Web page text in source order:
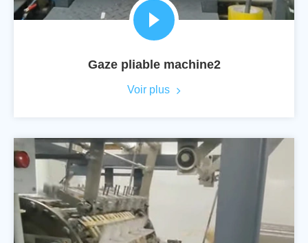
Gaze pliable machine2
Voir plus